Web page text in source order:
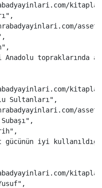
" ,
,
" ,
topraklarında
Sultanları " ,
" ,
" ,
gücünün iyi
" ,